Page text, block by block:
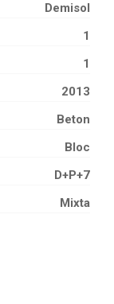
Demisol
1
1
2013
Beton
Bloc
D+P+7
Mixta